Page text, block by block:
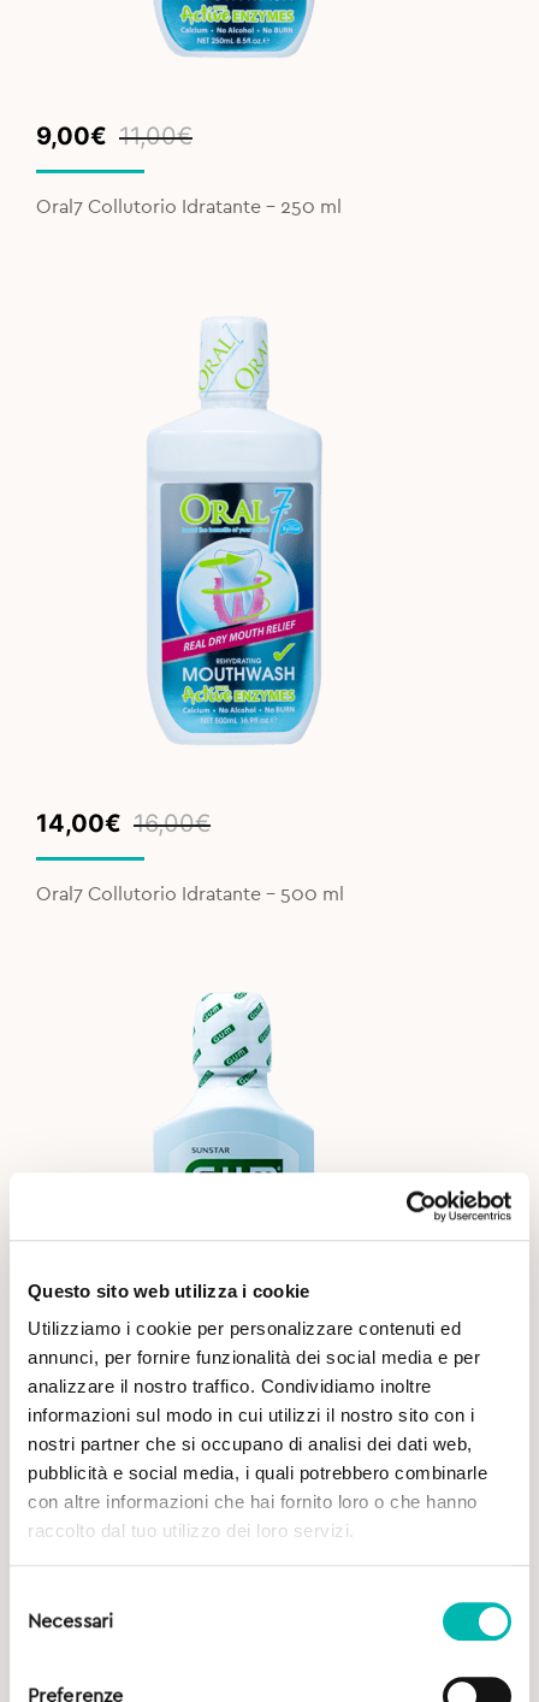
Questo sito web utilizza i cookie
Utilizziamo i cookie per personalizzare contenuti ed
annunci, per fornire funzionalità dei social media e per
analizzare il nostro traffico. Condividiamo inoltre
informazioni sul modo in cui utilizzi il nostro sito con i
nostri partner che si occupano di analisi dei dati web,
pubblicità e social media, i quali potrebbero combinarle
con altre informazioni che hai fornito loro o che hanno
raccolto dal tuo utilizzo dei loro servizi.
delNecessari
Preferenze
11,00€
Original
price
was:
11,00€.
9,00€
Current
price
is:
9,00€.
Oral7 Collutorio Idratante – 250 ml
16,00€
Original
price
was:
16,00€.
14,00€
Current
price
is:
14,00€.
Oral7 Collutorio Idratante – 500 ml
7,50€
Original
price
5,35€
Current
price